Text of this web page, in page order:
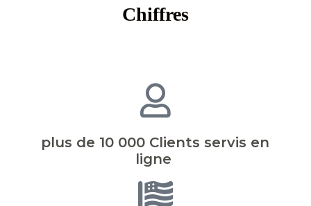
Chiffres
plus de 10 000 Clients servis en
ligne